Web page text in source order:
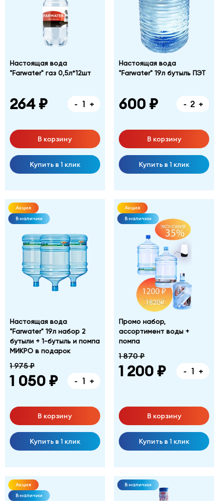
Настоящая вода
"Farwater" газ 0,5л*12шт
264 ₽ - +
В корзину
Купить в 1 клик
Настоящая вода
"Farwater" 19л бутыль ПЭТ
600 ₽ - +
В корзину
Купить в 1 клик
Акция
В наличии
Настоящая вода
"Farwater" 19л набор 2
бутыли + 1-бутыль и помпа
МИКРО в подарок
1 975 ₽
1 050 ₽ - +
В корзину
Купить в 1 клик
Акция
В наличии
Промо набор,
ассортимент воды +
помпа
1 870 ₽
1 200 ₽ - +
В корзину
Купить в 1 клик
Акция
В наличии
В наличии